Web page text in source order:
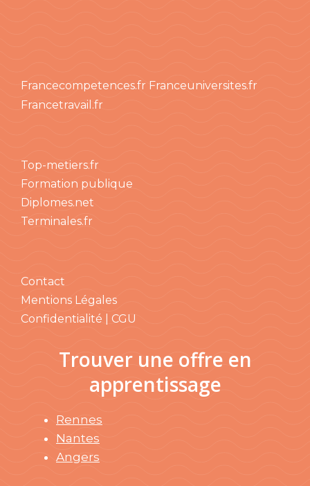
Francecompetences.fr Franceuniversites.fr
Francetravail.fr
Top-metiers.fr
Formation publique
Diplomes.net
Terminales.fr
Contact
Mentions Légales
Confidentialité | CGU
Trouver une offre en
apprentissage
Rennes
Nantes
Angers